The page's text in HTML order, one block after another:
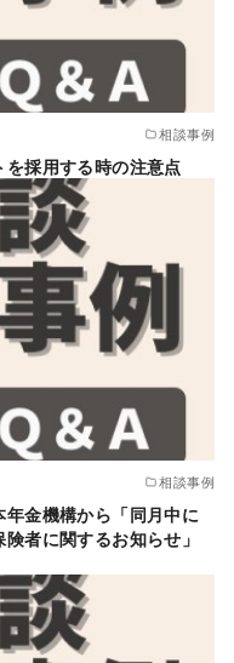
相談事例
採用する時の注意点
相談事例
金機構から「同月中に
者に関するお知らせ」